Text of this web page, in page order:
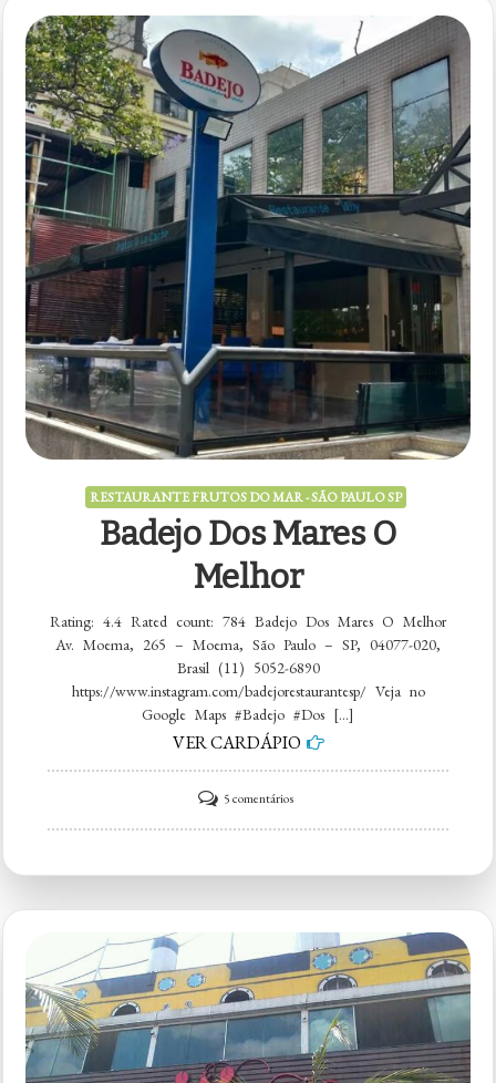
RESTAURANTE FRUTOS DO MAR - SÃO PAULO SP
Badejo Dos Mares O
Melhor
Rating: 4.4 Rated count: 784 Badejo Dos Mares O Melhor
Av. Moema, 265 – Moema, São Paulo – SP, 04077-020,
Brasil (11) 5052-6890
https://www.instagram.com/badejorestaurantesp/ Veja no
Google Maps #Badejo #Dos […]
VER CARDÁPIO
5 comentáriosem
Badejo
Melhor